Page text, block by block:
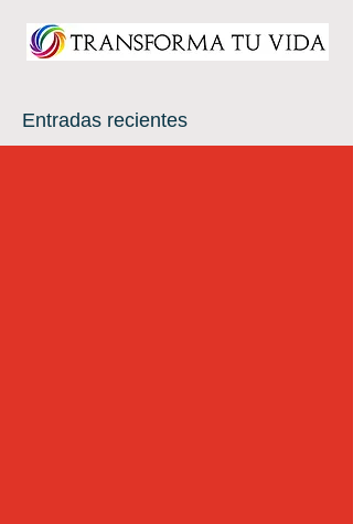
Entradas recientes